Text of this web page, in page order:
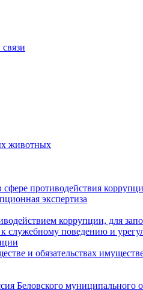
животных
противодействия
экспертиза
коррупции, для
поведению и
и обязательствах
Беловского муниципального